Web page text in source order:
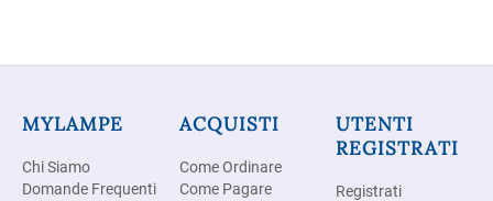
MYLAMPE
Chi Siamo
Domande Frequenti
ACQUISTI
Come Ordinare
Come Pagare
UTENTI
REGISTRATI
Registrati